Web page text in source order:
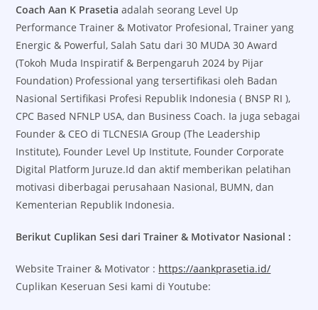
Coach Aan K Prasetiaadalah seorang Level Up
Performance Trainer & Motivator Profesional, Trainer yang
Energic & Powerful, Salah Satu dari 30 MUDA 30 Award
(Tokoh Muda Inspiratif & Berpengaruh 2024 by Pijar
Foundation) Professional yang tersertifikasi oleh Badan
Nasional Sertifikasi Profesi Republik Indonesia ( BNSP RI ),
CPC Based NFNLP USA, dan Business Coach. Ia juga sebagai
Founder & CEO di TLCNESIA Group (The Leadership
Institute), Founder Level Up Institute, Founder Corporate
Digital Platform Juruze.Id dan aktif memberikan pelatihan
motivasi diberbagai perusahaan Nasional, BUMN, dan
Kementerian Republik Indonesia.
Berikut Cuplikan Sesi dari Trainer & Motivator Nasional :
Website Trainer & Motivator : https://aankprasetia.id/
Cuplikan Keseruan Sesi kami di Youtube: